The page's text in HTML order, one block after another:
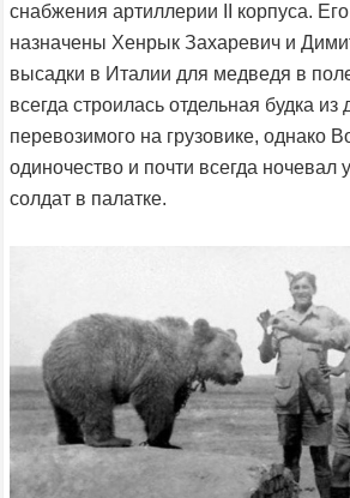
снабжения артиллерии II корпуса.
назначены Хенрык Захаревич и
высадки в Италии для медведя в
всегда строилась отдельная будка
перевозимого на грузовике, однако
одиночество и почти всегда ночевал
солдат в палатке.